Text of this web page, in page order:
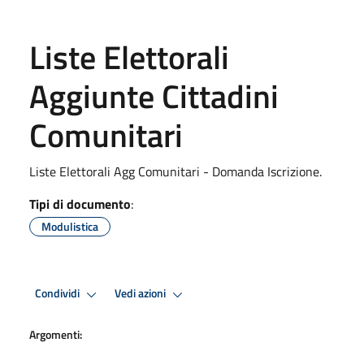
Liste Elettorali
Aggiunte Cittadini
Comunitari
Liste Elettorali Agg Comunitari - Domanda Iscrizione.
Tipi di documento:
Modulistica
Condividi Vedi azioni
Argomenti: